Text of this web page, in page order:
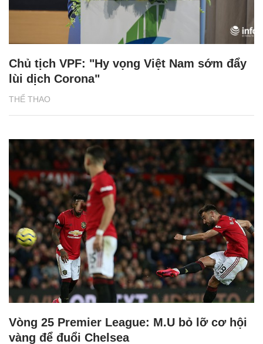
THỂ THAO
Chủ tịch VPF: "Hy vọng Việt Nam sớm đẩy
lùi dịch Corona"
Vòng 25 Premier League: M.U bỏ lỡ cơ hội
vàng để đuổi Chelsea